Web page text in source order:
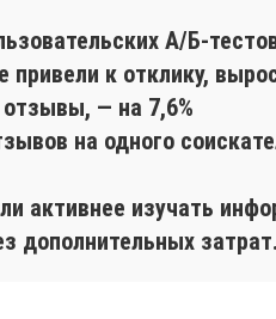
A/Б-
к отклику,
— на 7,6%
на одного
активнее изучать
дополнительных затрат.